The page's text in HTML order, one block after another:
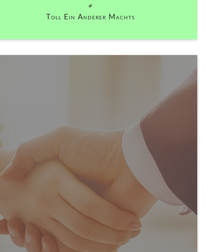
≠
Toll Ein Anderer Machts